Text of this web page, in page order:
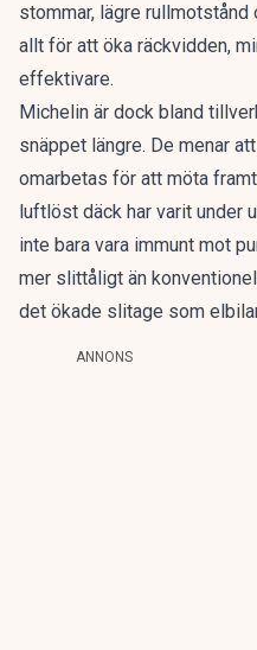
stommar, lägre rullmotstånd
allt för att öka räckvidden,
effektivare.
Michelin är dock bland
snäppet längre. De menar
omarbetas för att möta
luftlöst däck har varit under
inte bara vara immunt mot
mer slittåligt än
det ökade slitage som
ANNONS